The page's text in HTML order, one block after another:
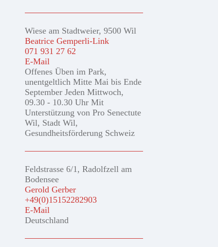
Wiese am Stadtweier, 9500 Wil
Beatrice Gemperli-Link
071 931 27 62
E-Mail
Offenes Üben im Park,
unentgeltlich Mitte Mai bis Ende
September Jeden Mittwoch,
09.30 - 10.30 Uhr Mit
Unterstützung von Pro Senectute
Wil, Stadt Wil,
Gesundheitsförderung Schweiz
Feldstrasse 6/1, Radolfzell am
Bodensee
Gerold Gerber
+49(0)15152282903
E-Mail
Deutschland